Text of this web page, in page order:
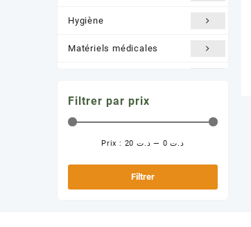
Hygiène
Matériels médicales
Orthopédie
Filtrer par prix
Filtrer
Prix : د.ت 0 — د.ت 20